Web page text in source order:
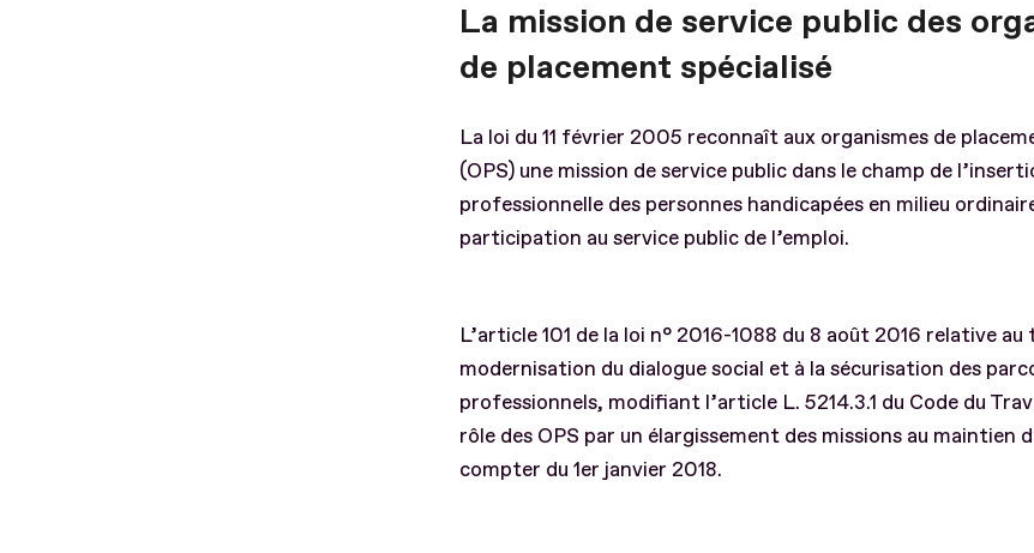
La mission de service public des
de placement spécialisé
La loi du 11 février 2005 reconnaît aux organismes de
(OPS) une mission de service public dans le champ de
professionnelle des personnes handicapées en milieu
participation au service public de l’emploi.
L’article 101 de la loi n° 2016-1088 du 8 août 2016 relative au
modernisation du dialogue social et à la sécurisation des
professionnels, modifiant l’article L. 5214.3.1 du Code du
rôle des OPS par un élargissement des missions au maintien
compter du 1er janvier 2018.